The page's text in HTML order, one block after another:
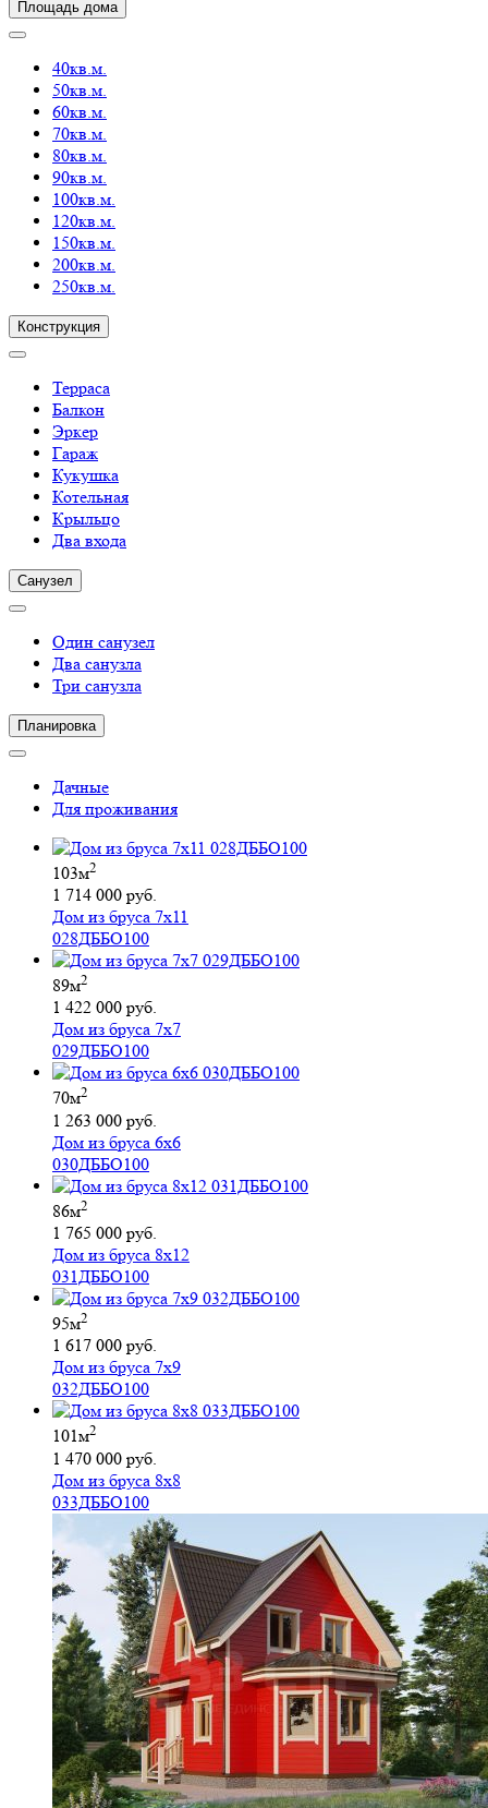
Площадь дома
40кв.м.
50кв.м.
60кв.м.
70кв.м.
80кв.м.
90кв.м.
100кв.м.
120кв.м.
150кв.м.
200кв.м.
250кв.м.
Конструкция
Терраса
Балкон
Эркер
Гараж
Кукушка
Котельная
Крыльцо
Два входа
Санузел
Один санузел
Два санузла
Три санузла
Планировка
Дачные
Для проживания
103м2
1 714 000 руб.
Дом из бруса 7х11
028ДББО100
89м2
1 422 000 руб.
Дом из бруса 7х7
029ДББО100
70м2
1 263 000 руб.
Дом из бруса 6х6
030ДББО100
86м2
1 765 000 руб.
Дом из бруса 8х12
031ДББО100
95м2
1 617 000 руб.
Дом из бруса 7х9
032ДББО100
101м2
1 470 000 руб.
Дом из бруса 8х8
033ДББО100